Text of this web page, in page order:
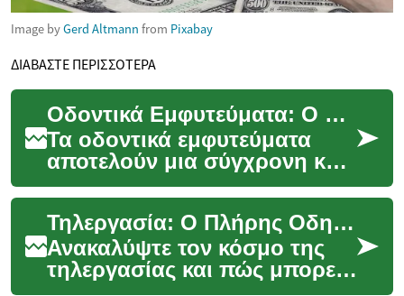
Image byGerd Altmann from Pixabay
ΔΙΑΒΑΣΤΕ ΠΕΡΙΣΣΟΤΕΡΑ
Οδοντικά Εμφυτεύματα: Ο Πλήρης Οδηγός για την Αποκατάσταση του Χαμόγελού σας
Τα οδοντικά εμφυτεύματα
αποτελούν μια σύγχρονη και
αποτελεσματική λύση για την
αντικατάσταση χαμένων
δοντιών. Πρόκειτ...
Τηλεργασία: Ο Πλήρης Οδηγός για Ευέλικτη Απασχόληση
Ανακαλύψτε τον κόσμο της
τηλεργασίας και πώς μπορεί
να μεταμορφώσει την